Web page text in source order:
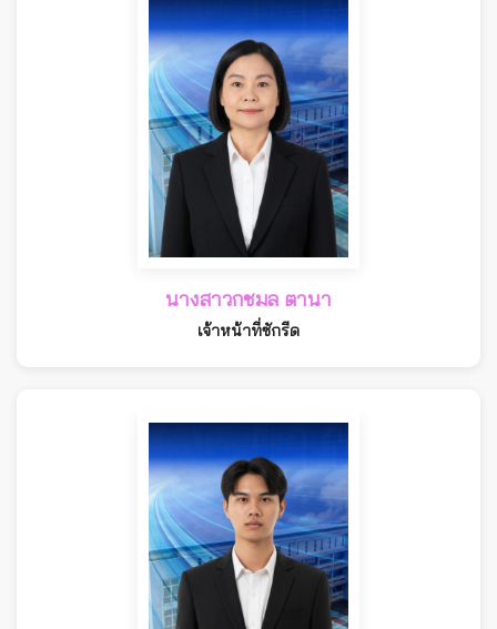
นางสาวกชมล ตานา
เจ้าหน้าที่ซักรีด